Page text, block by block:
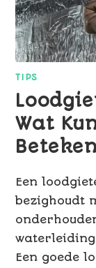
TIPS
Wat
Een
bezighoudt
Een goede